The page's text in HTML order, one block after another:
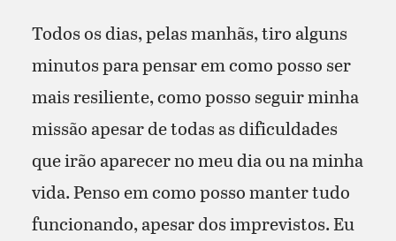
Todos os dias, pelas manhãs, tiro alguns
minutos para pensar em como posso ser
mais resiliente, como posso seguir minha
missão apesar de todas as dificuldades
que irão aparecer no meu dia ou na minha
vida. Penso em como posso manter tudo
funcionando, apesar dos imprevistos. Eu